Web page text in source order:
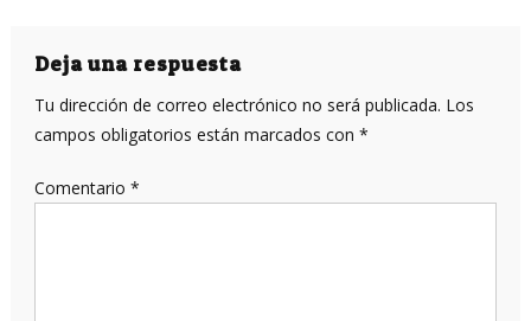
entradas
Deja una respuesta
Tu dirección de correo electrónico no será publicada. Los
campos obligatorios están marcados con *
Comentario *